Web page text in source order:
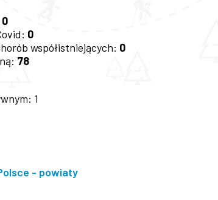
0
0
współistniejących: 0
78
1
- powiaty